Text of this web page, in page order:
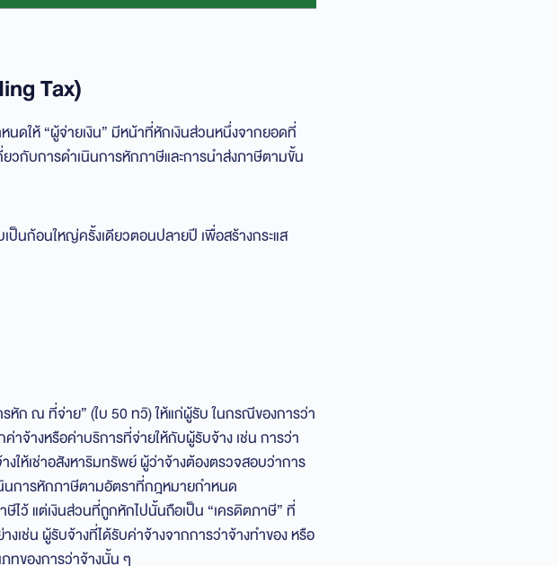
Tax)
ดให้ “ผู้จ่ายเงิน” มีหน้าที่หักเงินส่วนหนึ่งจากยอดที่
ยวกับการดำเนินการหักภาษีและการนำส่งภาษีตามขั้น
ป็นก้อนใหญ่ครั้งเดียวตอนปลายปี เพื่อสร้างกระแส
หัก ณ ที่จ่าย” (ใบ 50 ทวิ) ให้แก่ผู้รับ ในกรณีของการว่า
จ้างหรือค่าบริการที่จ่ายให้กับผู้รับจ้าง เช่น การว่า
ให้เช่าอสังหาริมทรัพย์ ผู้ว่าจ้างต้องตรวจสอบว่าการ
นการหักภาษีตามอัตราที่กฎหมายกำหนด
ษีไว้ แต่เงินส่วนที่ถูกหักไปนั้นถือเป็น “เครดิตภาษี” ที่
เช่น ผู้รับจ้างที่ได้รับค่าจ้างจากการว่าจ้างทำของ หรือ
ทของการว่าจ้างนั้น ๆ